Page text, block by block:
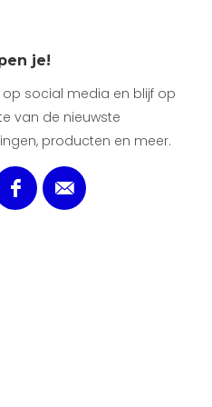
je!
social media en blijf op
van de nieuwste
producten en meer.